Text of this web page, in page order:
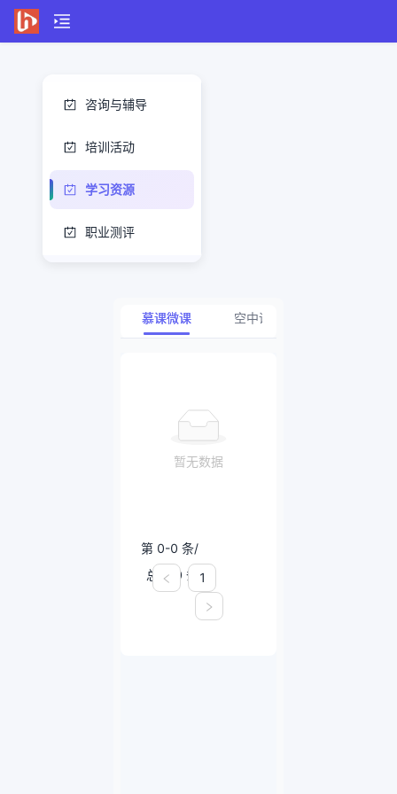
咨询与辅导
培训活动
学习资源
职业测评
慕课微课 空中课堂
暂无数据
第 0-0 条/
总共 0 条
1